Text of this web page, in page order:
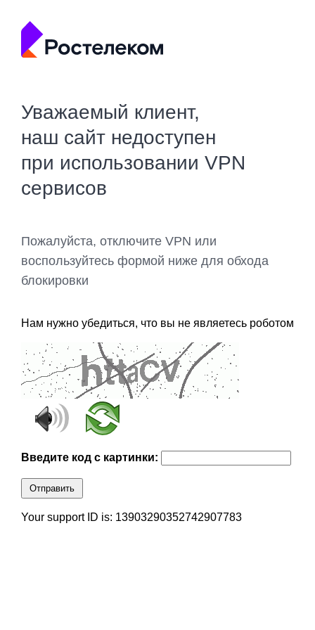
Уважаемый клиент,
наш сайт недоступен
при использовании VPN
сервисов
Пожалуйста, отключите VPN или
воспользуйтесь формой ниже для обхода
блокировки
Нам нужно убедиться, что вы не являетесь роботом
Введите код с картинки:
Отправить
Your support ID is: 13903290352742907783